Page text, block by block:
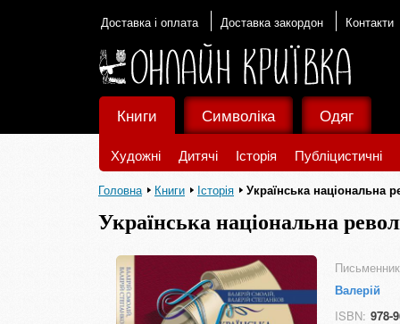
Доставка і оплата Доставка закордон Контакти
Книги
Художні Дитячі Історія Публіцистичні
Символіка Одяг
Головна Книги Історія Українська національна
Українська національна
Валерій
ISBN: 978-